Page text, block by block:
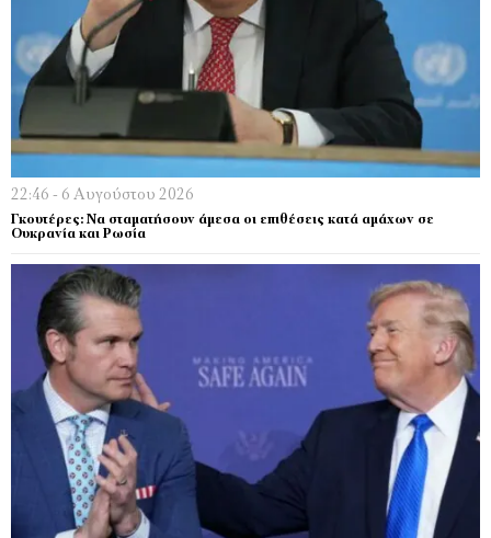
22:46 - 6 Αυγούστου 2026
Γκουτέρες: Να σταματήσουν άμεσα οι επιθέσεις κατά αμάχων σε
Ουκρανία και Ρωσία